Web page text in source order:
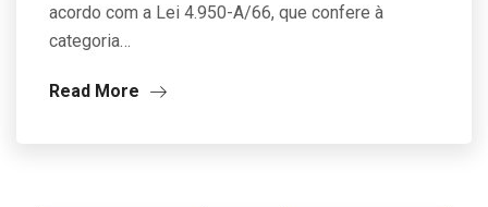
acordo com a Lei 4.950-A/66, que confere à
categoria…
Read More